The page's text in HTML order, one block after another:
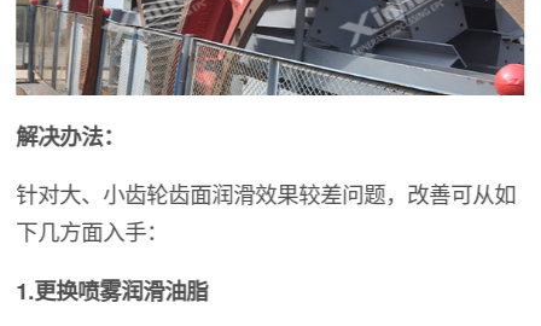
解决办法：
针对大、小齿轮齿面润滑效果较差问题，改善可从如
下几方面入手：
1.更换喷雾润滑油脂